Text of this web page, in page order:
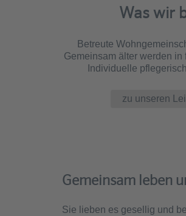
Was wir
Betreute
Gemeinsam älter werden in
Individuelle
zu unseren
Gemeinsam leben
Sie lieben es gesellig und